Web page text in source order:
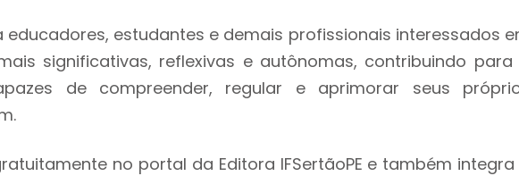
estudantes e demais profissionais interessados
significativas, reflexivas e autônomas, contribuindo para
de compreender, regular e aprimorar seus
no portal da Editora IFSertãoPE e também integra